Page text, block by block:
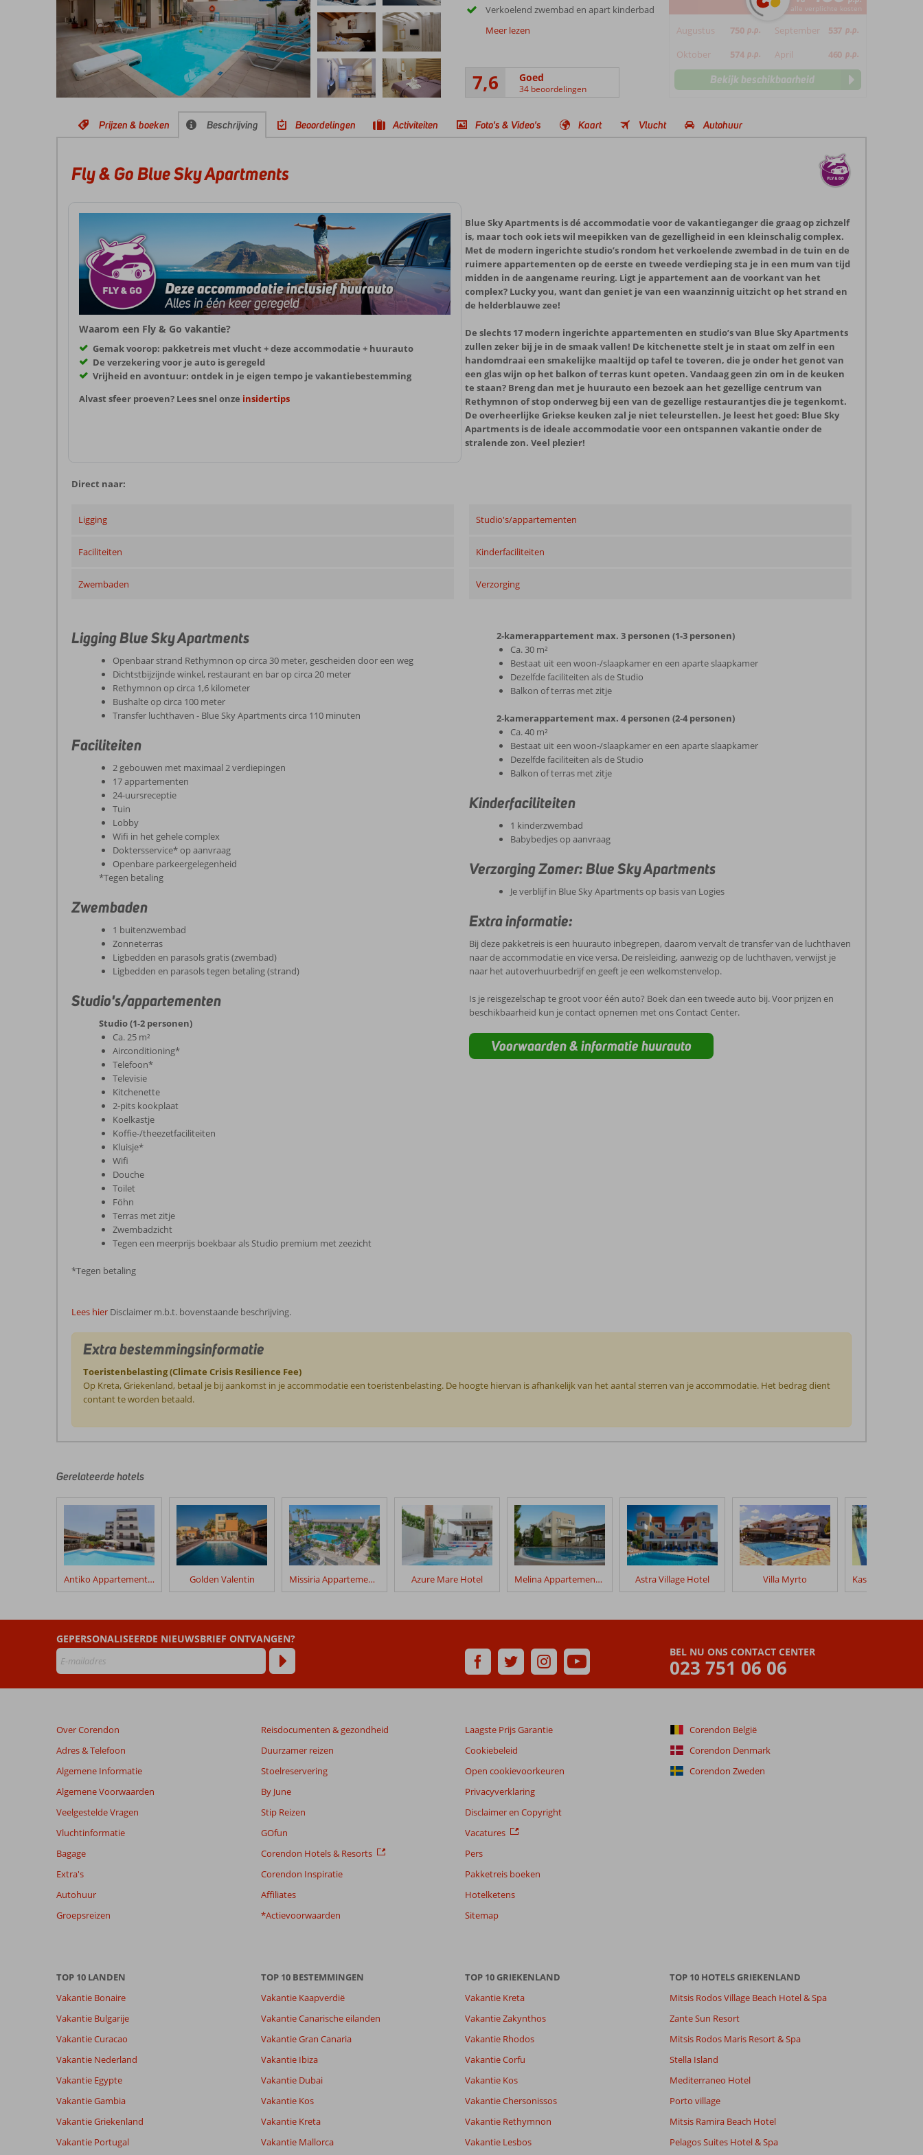
Verkoelend zwembad en apart kinderbad
Meer lezen
7,6 Goed
34 beoordelingen
*incl. alle verplichte kosten
Augustus 750 p.p. September 537 p.p.
Oktober 574 p.p. April 460 p.p.
Bekijk beschikbaarheid
Prijzen & boeken Beschrijving Beoordelingen Activiteiten Foto's & Video's Kaart Vlucht Autohuur
Fly & Go Blue Sky Apartments
Waarom een Fly & Go vakantie?
Gemak voorop: pakketreis met vlucht + deze accommodatie + huurauto
De verzekering voor je auto is geregeld
Vrijheid en avontuur: ontdek in je eigen tempo je vakantiebestemming
Alvast sfeer proeven? Lees snel onze insidertips
Blue Sky Apartments is dé accommodatie voor de vakantieganger die graag op zichzelf
is, maar toch ook iets wil meepikken van de gezelligheid in een kleinschalig complex.
Met de modern ingerichte studio’s rondom het verkoelende zwembad in de tuin en de
ruimere appartementen op de eerste en tweede verdieping sta je in een mum van tijd
midden in de aangename reuring. Ligt je appartement aan de voorkant van het
complex? Lucky you, want dan geniet je van een waanzinnig uitzicht op het strand en
de helderblauwe zee!
De slechts 17 modern ingerichte appartementen en studio’s van Blue Sky Apartments
zullen zeker bij je in de smaak vallen! De kitchenette stelt je in staat om zelf in een
handomdraai een smakelijke maaltijd op tafel te toveren, die je onder het genot van
een glas wijn op het balkon of terras kunt opeten. Vandaag geen zin om in de keuken
te staan? Breng dan met je huurauto een bezoek aan het gezellige centrum van
Rethymnon of stop onderweg bij een van de gezellige restaurantjes die je tegenkomt.
De overheerlijke Griekse keuken zal je niet teleurstellen. Je leest het goed: Blue Sky
Apartments is de ideale accommodatie voor een ontspannen vakantie onder de
stralende zon. Veel plezier!
Direct naar:
Ligging
Faciliteiten
Zwembaden
Studio's/appartementen
Kinderfaciliteiten
Verzorging
Ligging Blue Sky Apartments
Openbaar strand Rethymnon op circa 30 meter, gescheiden door een weg
Dichtstbijzijnde winkel, restaurant en bar op circa 20 meter
Rethymnon op circa 1,6 kilometer
Bushalte op circa 100 meter
Transfer luchthaven - Blue Sky Apartments circa 110 minuten
Faciliteiten
2 gebouwen met maximaal 2 verdiepingen
17 appartementen
24-uursreceptie
Tuin
Lobby
Wifi in het gehele complex
Doktersservice* op aanvraag
Openbare parkeergelegenheid
*Tegen betaling
Zwembaden
1 buitenzwembad
Zonneterras
Ligbedden en parasols gratis (zwembad)
Ligbedden en parasols tegen betaling (strand)
Studio's/appartementen
Studio (1-2 personen)
Ca. 25 m²
Airconditioning*
Telefoon*
Televisie
Kitchenette
2-pits kookplaat
Koelkastje
Koffie-/theezetfaciliteiten
Kluisje*
Wifi
Douche
Toilet
Föhn
Terras met zitje
Zwembadzicht
Tegen een meerprijs boekbaar als Studio premium met zeezicht
*Tegen betaling
2-kamerappartement max. 3 personen (1-3 personen)
Ca. 30 m²
Bestaat uit een woon-/slaapkamer en een aparte slaapkamer
Dezelfde faciliteiten als de Studio
Balkon of terras met zitje
2-kamerappartement max. 4 personen (2-4 personen)
Ca. 40 m²
Bestaat uit een woon-/slaapkamer en een aparte slaapkamer
Dezelfde faciliteiten als de Studio
Balkon of terras met zitje
Kinderfaciliteiten
1 kinderzwembad
Babybedjes op aanvraag
Verzorging Zomer: Blue Sky Apartments
Je verblijf in Blue Sky Apartments op basis van Logies
Extra informatie:
Bij deze pakketreis is een huurauto inbegrepen, daarom vervalt de transfer van de luchthaven
naar de accommodatie en vice versa. De reisleiding, aanwezig op de luchthaven, verwijst je
naar het autoverhuurbedrijf en geeft je een welkomstenvelop.
Is je reisgezelschap te groot voor één auto? Boek dan een tweede auto bij. Voor prijzen en
beschikbaarheid kun je contact opnemen met ons Contact Center.
Voorwaarden & informatie huurauto
Lees hier Disclaimer m.b.t. bovenstaande beschrijving.
Extra bestemmingsinformatie
Toeristenbelasting (Climate Crisis Resilience Fee)
Op Kreta, Griekenland, betaal je bij aankomst in je accommodatie een toeristenbelasting. De hoogte hiervan is afhankelijk van het aantal sterren van je accommodatie. Het bedrag dient
contant te worden betaald.
door
klanten
geschreven
na
hun
verblijf
Fly
Sky
Beoordelingen
zijn
48
maanden
niet
meer
om
beoordelingen
info
onze
beoordelingen.
Totale score
Gebaseerd op:
beoordelingen
7,6
Goed
Kamers
Kindvriendelijk
Gerelateerde hotels
Antiko Appartementen Golden Valentin Missiria Appartementen Azure Mare Hotel Melina Appartementen Astra Village Hotel Villa Myrto
BEL NU ONS CONTACT CENTER
023 751 06 06
GEPERSONALISEERDE NIEUWSBRIEF ONTVANGEN?
Over Corendon
Adres & Telefoon
Algemene Informatie
Algemene Voorwaarden
Veelgestelde Vragen
Vluchtinformatie
Bagage
Extra's
Autohuur
Groepsreizen
Reisdocumenten & gezondheid
Duurzamer reizen
Stoelreservering
By June
Stip Reizen
GOfun
Corendon Hotels & Resorts
Corendon Inspiratie
Affiliates
*Actievoorwaarden
Laagste Prijs Garantie
Cookiebeleid
Open cookievoorkeuren
Privacyverklaring
Disclaimer en Copyright
Vacatures
Pers
Pakketreis boeken
Hotelketens
Sitemap
Corendon België
Corendon Denmark
Corendon Zweden
TOP 10 LANDEN
Vakantie Bonaire
Vakantie Bulgarije
Vakantie Curacao
Vakantie Nederland
Vakantie Egypte
Vakantie Gambia
Vakantie Griekenland
Vakantie Portugal
TOP 10 BESTEMMINGEN
Vakantie Kaapverdië
Vakantie Canarische eilanden
Vakantie Gran Canaria
Vakantie Ibiza
Vakantie Dubai
Vakantie Kos
Vakantie Kreta
Vakantie Mallorca
TOP 10 GRIEKENLAND
Vakantie Kreta
Vakantie Zakynthos
Vakantie Rhodos
Vakantie Corfu
Vakantie Kos
Vakantie Chersonissos
Vakantie Rethymnon
Vakantie Lesbos
TOP 10 HOTELS GRIEKENLAND
Mitsis Rodos Village Beach Hotel & Spa
Zante Sun Resort
Mitsis Rodos Maris Resort & Spa
Stella Island
Mediterraneo Hotel
Porto village
Mitsis Ramira Beach Hotel
Pelagos Suites Hotel & Spa